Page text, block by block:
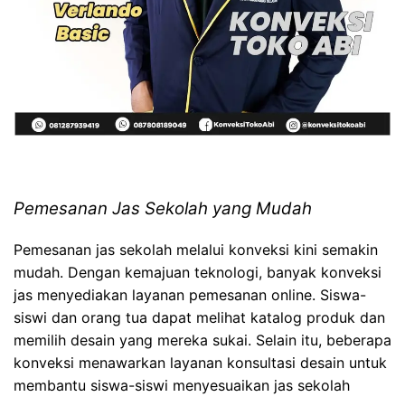
Pemesanan Jas Sekolah yang Mudah
Pemesanan jas sekolah melalui konveksi kini semakin
mudah. Dengan kemajuan teknologi, banyak konveksi
jas menyediakan layanan pemesanan online. Siswa-
siswi dan orang tua dapat melihat katalog produk dan
memilih desain yang mereka sukai. Selain itu, beberapa
konveksi menawarkan layanan konsultasi desain untuk
membantu siswa-siswi menyesuaikan jas sekolah